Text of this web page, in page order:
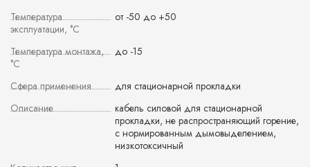
Температура
эксплуатации, °С
от -50 до +50
Температура монтажа,
°С
до -15
Сфера применения
для стационарной прокладки
Описание
кабель силовой для стационарной
прокладки, не распространяющий горение,
с нормированным дымовыделением,
низкотоксичный